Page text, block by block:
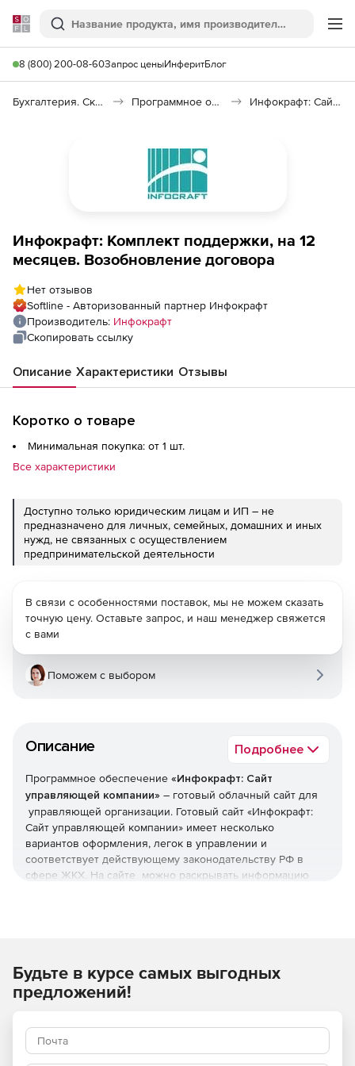
Softline
Поиск
8 (800) 200-08-60Запрос ценыИнферитБлог
Бухгалтерия. Склад. Кадры Программное обеспечение для бухгалтерии Инфокрафт: Сайт управляющей компании
Инфокрафт: Комплект поддержки, на 12
месяцев. Возобновление договора
Нет отзывов
Softline - Авторизованный партнер Инфокрафт
Производитель: Инфокрафт
Скопировать ссылку
Описание Характеристики Отзывы
Коротко о товаре
Минимальная покупка: от 1 шт.
Все характеристики
Доступно только юридическим лицам и ИП – не
предназначено для личных, семейных, домашних и иных
нужд, не связанных с осуществлением
предпринимательской деятельности
Описание Подробнее
Программное обеспечение «Инфокрафт: Сайт
управляющей компании» – готовый облачный сайт для
управляющей организации. Готовый сайт «Инфокрафт:
Сайт управляющей компании» имеет несколько
вариантов оформления, легок в управлении и
соответствует действующему законодательству РФ в
сфере ЖКХ. На сайте можно раскрывать информацию
Используя готовый сайт, организация получает
В связи с особенностями поставок, мы не можем сказать
точную цену. Оставьте запрос, и наш менеджер свяжется
с вами
Поможем с выбором
Будьте в курсе самых выгодных
предложений!